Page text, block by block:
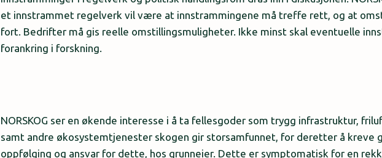
et innstrammet regelverk vil være at innstrammingene må treffe rett, og at
fort. Bedrifter må gis reelle omstillingsmuligheter. Ikke minst skal eventuelle
forankring i forskning.
NORSKOG ser en økende interesse i å ta fellesgoder som trygg infrastruktur,
samt andre økosystemtjenester skogen gir storsamfunnet, for deretter å kreve
oppfølging og ansvar for dette, hos grunneier. Dette er symptomatisk for en